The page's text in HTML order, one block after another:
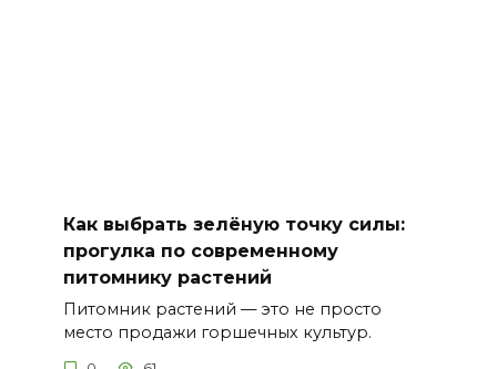
Как выбрать зелёную точку силы:
прогулка по современному
питомнику растений
Питомник растений — это не просто
место продажи горшечных культур.